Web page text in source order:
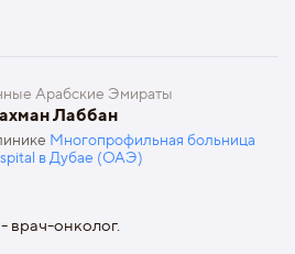
Арабские Эмираты
Лаббан
Многопрофильная больница
в Дубае (ОАЭ)
врач-онколог.